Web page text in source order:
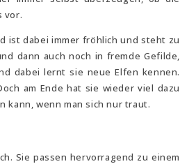
vor.
ist dabei immer fröhlich und steht zu
dann auch noch in fremde Gefilde,
dabei lernt sie neue Elfen kennen.
am Ende hat sie wieder viel dazu
kann, wenn man sich nur traut.
Sie passen hervorragend zu einem